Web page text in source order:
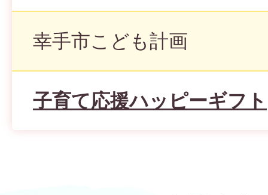
幸手市こども計画
子育て応援ハッピーギフト